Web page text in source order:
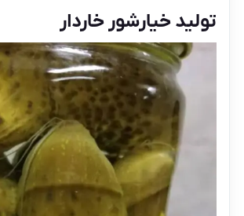
تولید خیارشور خاردار